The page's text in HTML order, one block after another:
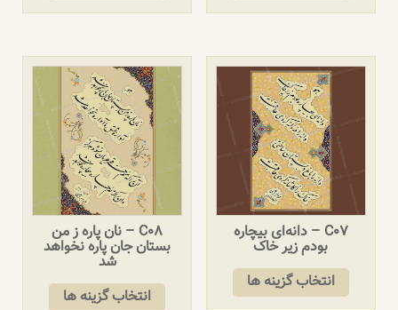
C07 – دانه‌ای بیچاره
بودم زیر خاک
انتخاب گزینه ها
C08 – نان پاره ز من
بستان جان پاره نخواهد
شد
انتخاب گزینه ها